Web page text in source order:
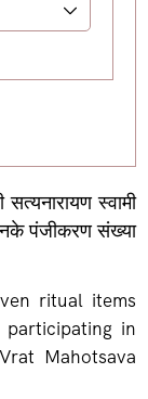
स्वामी
पंजीकरण संख्या
ritual items
in
Mahotsava